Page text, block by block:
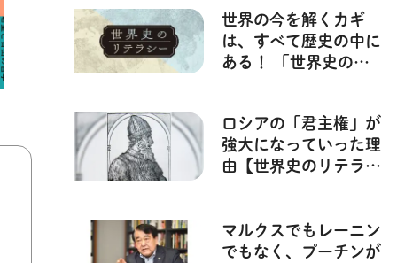
エル 人類史上最もや
っかいな問題】
世界の今を解くカギ
は、すべて歴史の中に
ある！ 「世界史のリ
ロシアの「君主権」が
強大になっていった理
由【世界史のリテラシ
マルクスでもレーニン
でもなく、プーチンが